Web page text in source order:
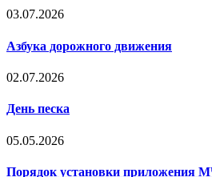
03.07.2026
Азбука дорожного движения
02.07.2026
День песка
05.05.2026
Порядок установки приложения